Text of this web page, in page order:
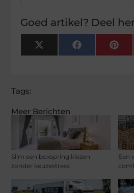
Meer Berichten
Slim een boxspring kiezen
zonder keuzestress
Een
Goed artikel? Deel
X
(Twitter)
Facebook
Tags: